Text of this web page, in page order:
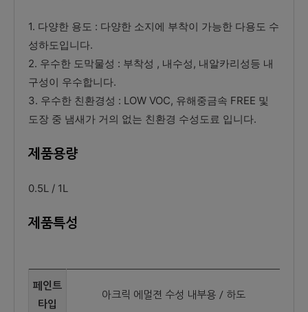
1. 다양한 용도 : 다양한 소지에 부착이 가능한 다용도 수
성하도입니다.
2. 우수한 도막물성 : 부착성 , 내수성, 내알카리성등 내
구성이 우수합니다.
3. 우수한 친환경성 : LOW VOC, 유해중금속 FREE 및
도장 중 냄새가 거의 없는 친환경 수성도료 입니다.
제품용량
0.5L / 1L
제품특성
페인트
타입
아크릭 에멀젼 수성 내부용 / 하도